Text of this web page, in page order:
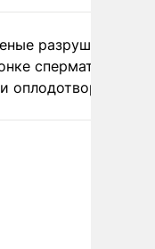
разрушили миф
оплодотворении